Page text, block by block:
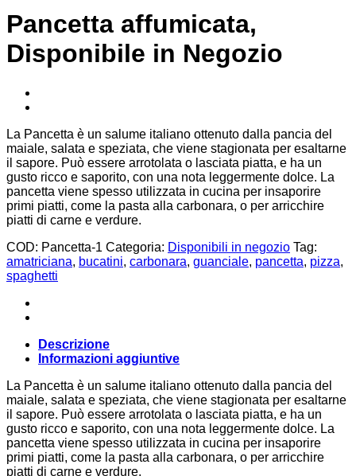
Pancetta affumicata,
Disponibile in Negozio
La Pancetta è un salume italiano ottenuto dalla pancia del
maiale, salata e speziata, che viene stagionata per esaltarne
il sapore. Può essere arrotolata o lasciata piatta, e ha un
gusto ricco e saporito, con una nota leggermente dolce. La
pancetta viene spesso utilizzata in cucina per insaporire
primi piatti, come la pasta alla carbonara, o per arricchire
piatti di carne e verdure.
COD: Pancetta-1 Categoria: Disponibili in negozio Tag:
amatriciana, bucatini, carbonara, guanciale, pancetta, pizza,
spaghetti
Descrizione
Informazioni aggiuntive
La Pancetta è un salume italiano ottenuto dalla pancia del
maiale, salata e speziata, che viene stagionata per esaltarne
il sapore. Può essere arrotolata o lasciata piatta, e ha un
gusto ricco e saporito, con una nota leggermente dolce. La
pancetta viene spesso utilizzata in cucina per insaporire
primi piatti, come la pasta alla carbonara, o per arricchire
piatti di carne e verdure.